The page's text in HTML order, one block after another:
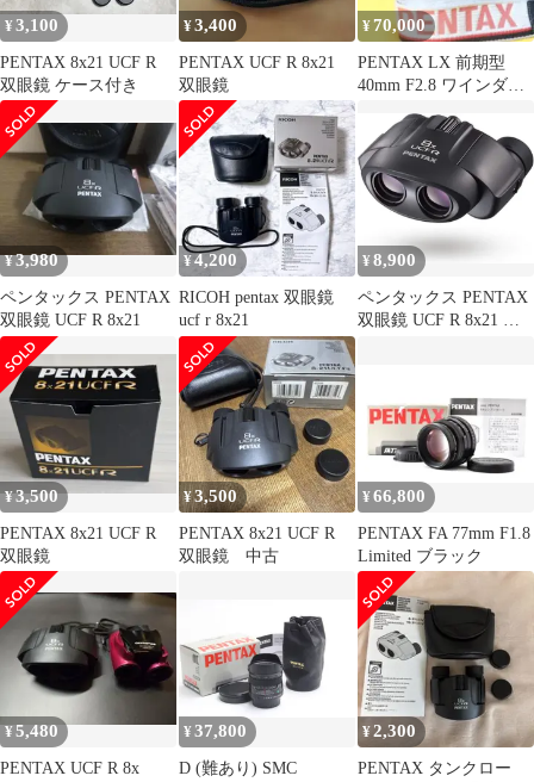
¥3,100
PENTAX 8x21 UCF R
双眼鏡 ケース付き
¥3,400
PENTAX UCF R 8x21
双眼鏡
¥ 70,000
PENTAX LX 前期型
40mm F2.8 ワインダー
¥3,980
ペンタックス PENTAX
双眼鏡 UCF R 8x21
¥4,200
RICOH pentax 双眼鏡
ucf r 8x21
¥8,900
ペンタックス PENTAX
双眼鏡 UCF R 8x21 ケ
戦】 【倍率8倍】 【小
型軽量210g】【高級プ
リズム Bak4搭載】【メ
ガネの方も見やすい・
スライド式接眼目当
て】【1938pms
¥3,500
PENTAX 8x21 UCF R
双眼鏡
¥3,500
PENTAX 8x21 UCF R
双眼鏡 中古
¥66,800
PENTAX FA 77mm F1.8
Limited ブラック
¥5,480
PENTAX UCF R 8x
¥37,800
D (難あり) SMC
¥2,300
PENTAX タンクロー